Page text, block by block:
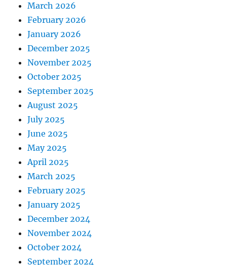
March 2026
February 2026
January 2026
December 2025
November 2025
October 2025
September 2025
August 2025
July 2025
June 2025
May 2025
April 2025
March 2025
February 2025
January 2025
December 2024
November 2024
October 2024
September 2024